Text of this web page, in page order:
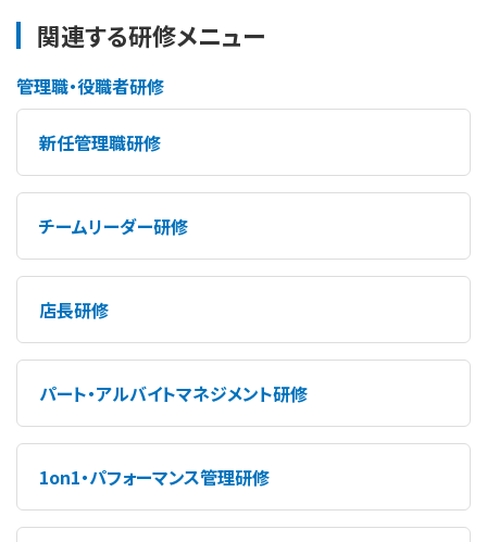
関連する研修メニュー
管理職・役職者研修
新任管理職研修
チームリーダー研修
店長研修
パート・アルバイトマネジメント研修
1on1・パフォーマンス管理研修